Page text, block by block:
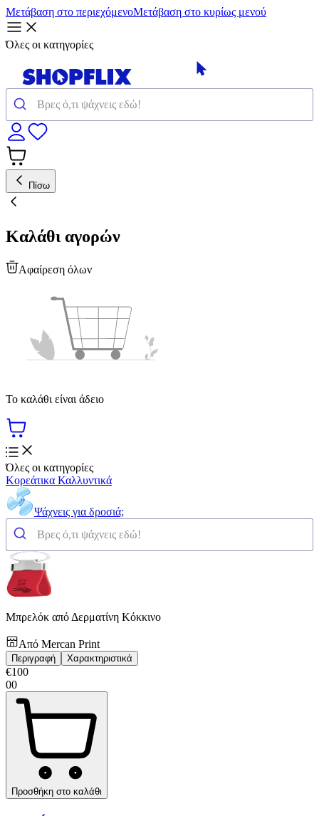
Μετάβαση στο περιεχόμενοΜετάβαση στο κυρίως μενού
Όλες οι κατηγορίες
Πίσω
Καλάθι αγορών
Αφαίρεση όλων
Το καλάθι είναι άδειο
Όλες οι κατηγορίες
Κορεάτικα Καλλυντικά
Ψάχνεις για δροσιά;
Μπρελόκ από Δερματίνη Κόκκινο
Από Mercan Print
Περιγραφή Χαρακτηριστικά
€100
00
Προσθήκη στο καλάθι